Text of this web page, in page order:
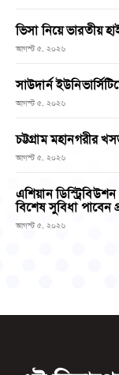
ভিসা নিয়ে ভারতীয়
আগস্ট ৫, ২০২৬
সাউদার্ন
আগস্ট ৫, ২০২৬
চট্টগ্রাম মহানগরীর
আগস্ট ৫, ২০২৬
এশিয়ান
বিশেষ সুবিধা পাবেন
আগস্ট ৫, ২০২৬